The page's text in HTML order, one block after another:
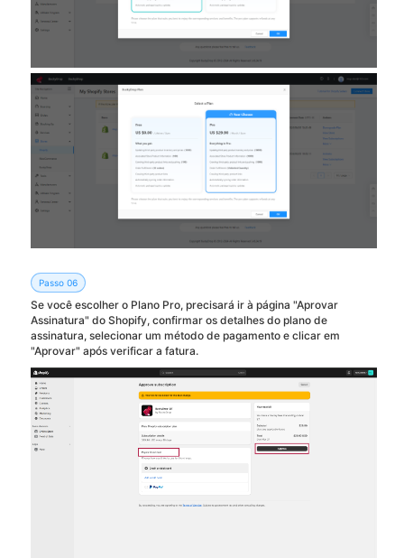
Passo 06
Se você escolher o Plano Pro, precisará ir à página "Aprovar
Assinatura" do Shopify, confirmar os detalhes do plano de
assinatura, selecionar um método de pagamento e clicar em
"Aprovar" após verificar a fatura.